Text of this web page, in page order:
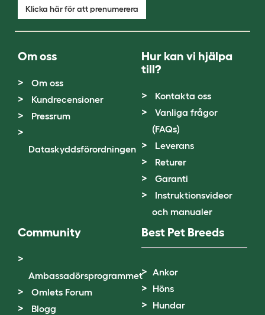
Klicka här för att prenumerera
Om oss
Om oss
Kundrecensioner
Pressrum
Dataskyddsförordningen
Hur kan vi hjälpa
till?
Kontakta oss
Vanliga frågor
(FAQs)
Leverans
Returer
Garanti
Instruktionsvideor
och manualer
Community
Ambassadörsprogrammet
Omlets Forum
Blogg
Best Pet Breeds
Ankor
Höns
Hundar